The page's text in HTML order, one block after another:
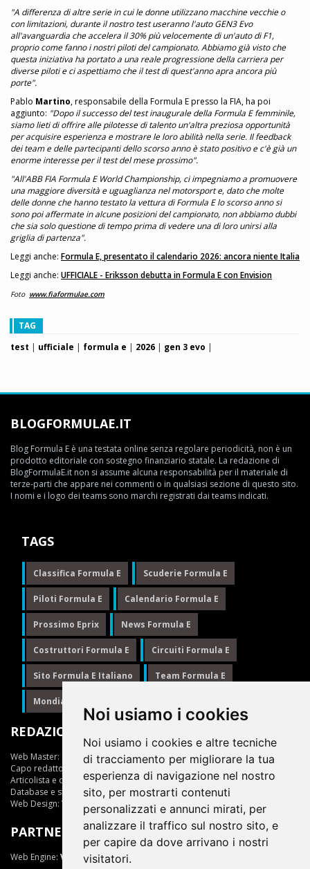
Noi usiamo i cookies
Noi usiamo i cookies e altre tecniche
di tracciamento per migliorare la tua
esperienza di navigazione nel nostro
sito, per mostrarti contenuti
personalizzati e annunci mirati, per
analizzare il traffico sul nostro sito, e
per capire da dove arrivano i nostri
visitatori.
"A differenza di altre serie in cui le donne utilizzano macchine vecchie o
con limitazioni, durante il nostro test useranno l'auto GEN3 Evo
all'avanguardia che accelera il 30% più velocemente di un'auto di F1,
proprio come fanno i nostri piloti del campionato. Abbiamo già visto che
questa iniziativa ha portato a una reale progressione della carriera per
diverse piloti e ci aspettiamo che il test di quest'anno apra ancora più
porte".
Pablo Martino, responsabile della Formula E presso la FIA, ha poi
aggiunto: "Dopo il successo del test inaugurale della Formula E femminile,
siamo lieti di offrire alle pilotesse di talento un'altra preziosa opportunità
per acquisire esperienza e mostrare le loro abilità nella serie. Il feedback
dei team e delle partecipanti dello scorso anno è stato positivo e c'è già un
enorme interesse per il test del mese prossimo".
"All'ABB FIA Formula E World Championship, ci impegniamo a promuovere
una maggiore diversità e uguaglianza nel motorsport e, dato che molte
delle donne che hanno testato la vettura di Formula E lo scorso anno si
sono poi affermate in alcune posizioni del campionato, non abbiamo dubbi
che sia solo questione di tempo prima di vedere una di loro unirsi alla
griglia di partenza".
Leggi anche: Formula E, presentato il calendario 2026: ancora niente Italia
Leggi anche: UFFICIALE - Eriksson debutta in Formula E con Envision
Foto www.fiaformulae.com
TAG
test | ufficiale | formula e | 2026 | gen 3 evo |
BLOGFORMULAE.IT
Blog Formula E è una testata online senza regolare periodicità, non è un
prodotto editoriale con sostegno finanziario statale. La redazione di
BlogFormulaE.it non si assume alcuna responsabilità per il materiale di
terze-parti che appare nei commenti o in qualsiasi sezione di questo sito.
I nomi e i logo dei teams sono marchi registrati dai teams indicati.
TAGS
Classifica Formula E Scuderie Formula E
Piloti Formula E Calendario Formula E
Prossimo Eprix News Formula E
Costruttori Formula E Circuiti Formula E
Sito Formula E Italiano Team Formula E
Mondiale Formula E
REDAZIONE
Web Master:
Ing.Daniele Muscarella
Capo redattore:
Articolista e opinionista:Giuseppe Cianci
Database e statistiche:Marcella Toschi
Web Design: Vittorio Arena
PARTNER
Web Engine: ViDa 3.0